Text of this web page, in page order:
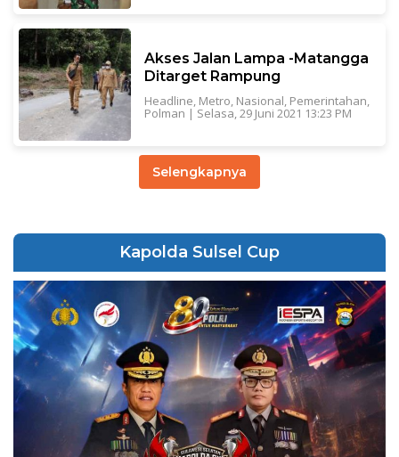
Akses Jalan Lampa -Matangga
Ditarget Rampung
Headline, Metro, Nasional, Pemerintahan,
Polman | Selasa, 29 Juni 2021 13:23 PM
Selengkapnya
Kapolda Sulsel Cup